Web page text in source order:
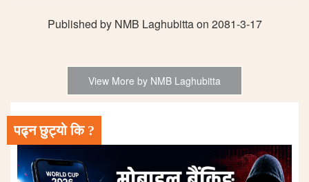
Published by NMB Laghubitta on 2081-3-17
View More by NMB Laghubitta
पढ्न छुट्यो कि ?